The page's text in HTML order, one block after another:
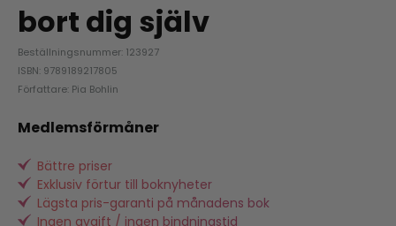
bort dig själv
Beställningsnummer: 123927
ISBN: 9789189217805
Författare: Pia Bohlin
Medlemsförmåner
Bättre priser
Exklusiv förtur till boknyheter
Lägsta pris-garanti på månadens bok
Ingen avgift / ingen bindningstid